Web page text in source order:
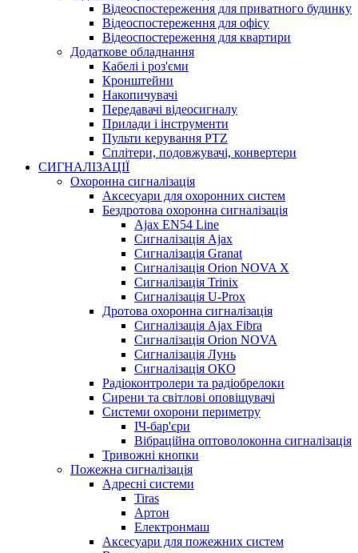
Відеоспостереження для приватного будинку
Відеоспостереження для офісу
Відеоспостереження для квартири
Додаткове обладнання
Кабелі і роз'єми
Кронштейни
Накопичувачі
Передавачі відеосигналу
Прилади і інструменти
Пульти керування PTZ
Сплітери, подовжувачі, конвертери
СИГНАЛІЗАЦІЇ
Охоронна сигналізація
Аксесуари для охоронних систем
Бездротова охоронна сигналізація
Ajax EN54 Line
Сигналізація Ajax
Сигналізація Granat
Сигналізація Orion NOVA X
Сигналізація Trinix
Сигналізація U-Prox
Дротова охоронна сигналізація
Сигналізація Ajax Fibra
Сигналізація Orion NOVA
Сигналізація Лунь
Сигналізація ОКО
Радіоконтролери та радіобрелоки
Сирени та світлові оповіщувачі
Системи охорони периметру
ІЧ-бар'єри
Вібраційна оптоволоконна сигналізація
Тривожні кнопки
Пожежна сигналізація
Адресні системи
Tiras
Артон
Електронмаш
Аксесуари для пожежних систем